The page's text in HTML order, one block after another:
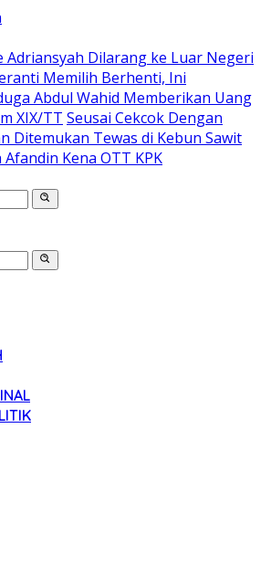
Adriansyah Dilarang ke Luar Negeri
Memilih Berhenti, Ini
Abdul Wahid Memberikan Uang
XIX/TT Seusai Cekcok Dengan
Ditemukan Tewas di Kebun Sawit
Kena OTT KPK